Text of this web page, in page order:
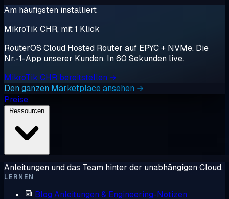
Am häufigsten installiert
MikroTik CHR, mit 1 Klick
RouterOS Cloud Hosted Router auf EPYC + NVMe. Die
Nr.-1-App unserer Kunden. In 60 Sekunden live.
MikroTik CHR bereitstellen →
Den ganzen Marketplace ansehen →
Preise
Anleitungen und das Team hinter der unabhängigen Cloud.
LERNEN
Blog Anleitungen & Engineering-Notizen